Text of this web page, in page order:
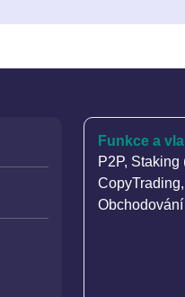
Funkce a
P2P, Staking
CopyTrading,